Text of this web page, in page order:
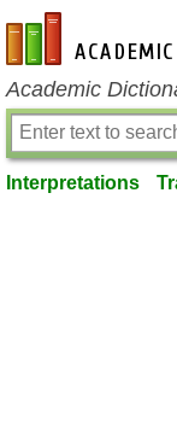
en-academic.com
Academic
Interpretations